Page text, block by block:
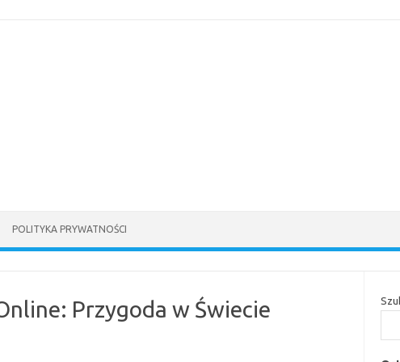
POLITYKA PRYWATNOŚCI
Przygoda w Świecie